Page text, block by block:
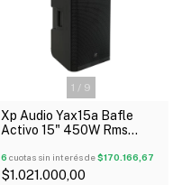
1 / 9
Xp Audio Yax15a Bafle
Activo 15" 450W Rms
Yamaha
6 cuotas sin interés de$170.166,67
$1.021.000,00